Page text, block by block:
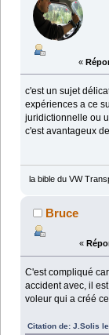
«
c'est un sujet
expériences a ce
juridictionnelle ou
c'est avantageux
la bible du VW
Bruce
«
C'est compliqué
accident avec, il
voleur qui a créé
Citation de: J.Solis